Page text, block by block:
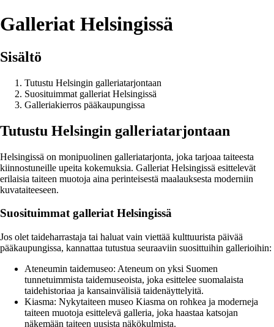
Galleriat Helsingissä
Sisältö
Tutustu Helsingin galleriatarjontaan
Suosituimmat galleriat Helsingissä
Galleriakierros pääkaupungissa
Tutustu Helsingin galleriatarjontaan
Helsingissä on monipuolinen galleriatarjonta, joka tarjoaa taiteesta
kiinnostuneille upeita kokemuksia. Galleriat Helsingissä esittelevät
erilaisia taiteen muotoja aina perinteisestä maalauksesta moderniin
kuvataiteeseen.
Suosituimmat galleriat Helsingissä
Jos olet taideharrastaja tai haluat vain viettää kulttuurista päivää
pääkaupungissa, kannattaa tutustua seuraaviin suosittuihin gallerioihin:
Ateneumin taidemuseo: Ateneum on yksi Suomen
tunnetuimmista taidemuseoista, joka esittelee suomalaista
taidehistoriaa ja kansainvälisiä taidenäyttelyitä.
Kiasma: Nykytaiteen museo Kiasma on rohkea ja moderneja
taiteen muotoja esittelevä galleria, joka haastaa katsojan
näkemään taiteen uusista näkökulmista.